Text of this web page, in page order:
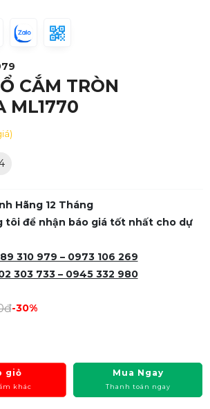
CẮM TRÒN
ML1770
Hãng 12 Tháng
tôi để nhận báo giá tốt nhất cho dự
310 979 – 0973 106 269
303 733 – 0945 332 980
-30%
giỏ
khác
Mua Ngay
Thanh toán ngay